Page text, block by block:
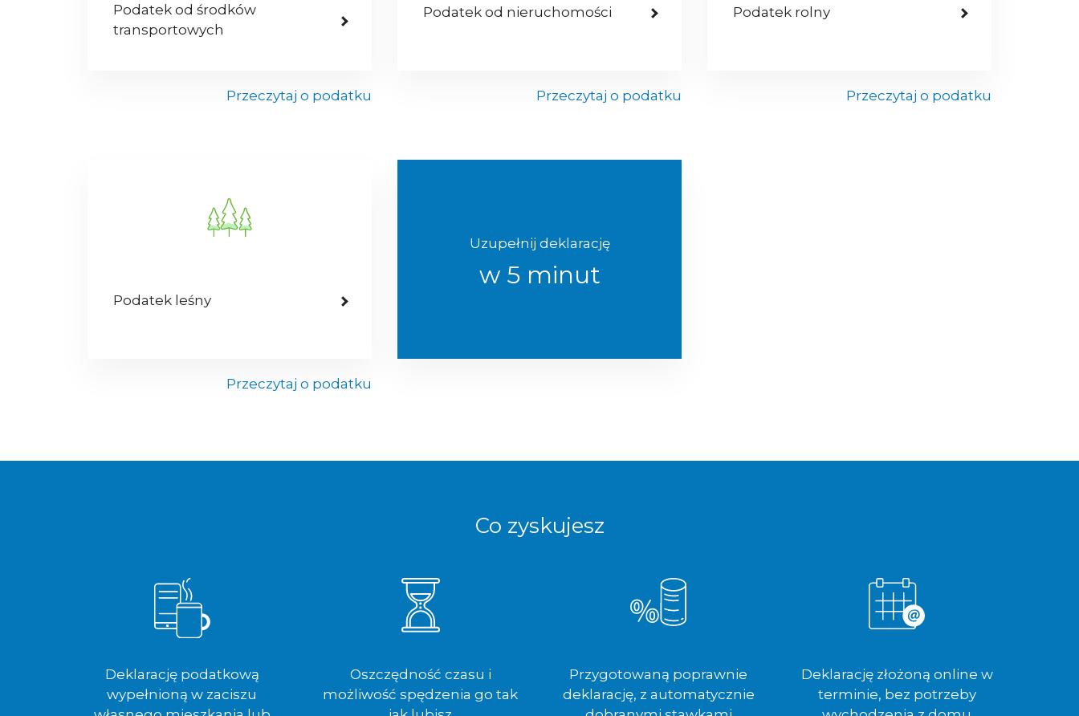
Podatek od środków
transportowych
Przeczytaj o podatku
Podatek od nieruchomości
Przeczytaj o podatku
Podatek rolny
Przeczytaj o podatku
Podatek leśny
Przeczytaj o podatku
Uzupełnij deklarację
w 5 minut
Co zyskujesz
Deklarację podatkową
wypełnioną w zaciszu
Oszczędność czasu i
możliwość spędzenia go tak
Przygotowaną poprawnie
deklarację, z automatycznie
Deklarację złożoną online w
terminie, bez potrzeby